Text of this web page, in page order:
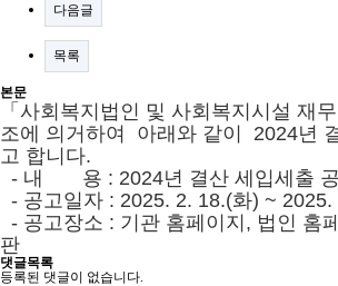
다음글
목록
본문
「사회복지법인 및 사회복지시설 재
조에 의거하여 아래와 같이 2024년
고 합니다.
- 내 용 : 2024년 결산 세입세출
- 공고일자 : 2025. 2. 18.(화) ~ 2025.
- 공고장소 : 기관 홈페이지, 법인 홈
판
댓글목록
등록된 댓글이 없습니다.